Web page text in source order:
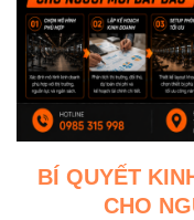
BÍ QUYẾT
CHO